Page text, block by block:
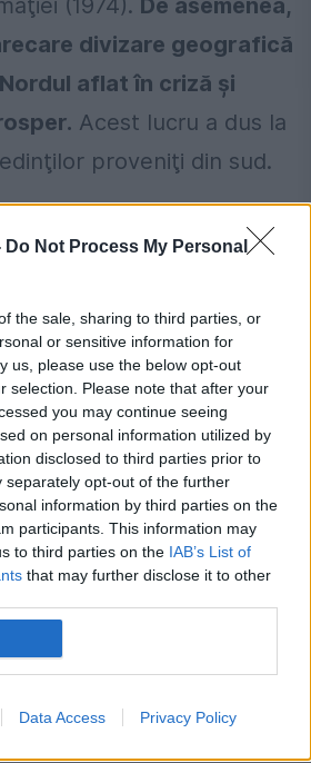
Do Not Process My Personal
the sale, sharing to third parties, or
or sensitive information for
us, please use the below opt-out
selection. Please note that after your
you may continue seeing
on personal information utilized by
disclosed to third parties prior to
separately opt-out of the further
information by third parties on the
participants. This information may
to third parties on the IAB’s List of
that may further disclose it to other
Data Access Privacy Policy
divizare geografică
aflat în criză şi
Acest lucru a dus la
proveniţi din sud.
ai datorii la Primărie?
afli online dacă ai
și impozite
mulți români din
o cunosc despre
pensie